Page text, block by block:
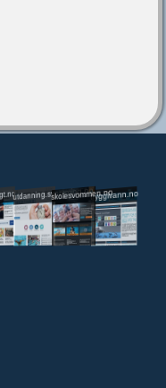
utdanning.svomming.no
skolesvommen.notryggivann.no